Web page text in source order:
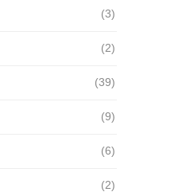
(3)
(2)
(39)
(9)
(6)
(2)